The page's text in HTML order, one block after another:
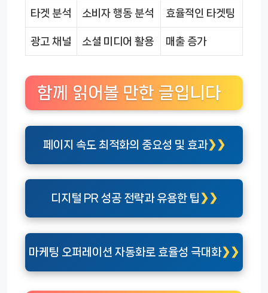
타겟 분석 소비자 행동 분석 효율적인 타겟팅
광고 채널 소셜 미디어 활용 매출 증가
함께 읽어볼 만한 글입니다
페이지 속도 최적화의 중요성 및 효과
디지털 PR 성공 전략과 유용한 팁
마케팅 오퍼레이션 자동화로 효율성 극대화